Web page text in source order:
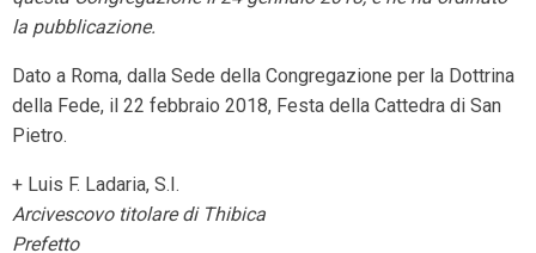
la pubblicazione.
Dato a Roma, dalla Sede della Congregazione per la Dottrina
della Fede, il 22 febbraio 2018, Festa della Cattedra di San
Pietro.
+ Luis F. Ladaria, S.I.
Arcivescovo titolare di Thibica
Prefetto